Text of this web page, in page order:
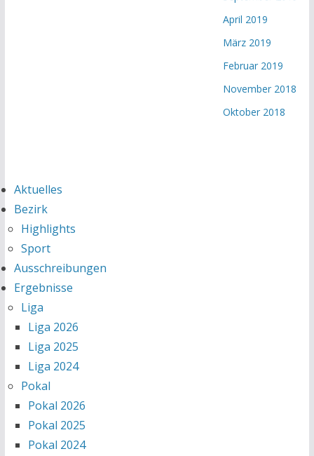
April 2019
März 2019
Februar 2019
November 2018
Oktober 2018
Aktuelles
Bezirk
Highlights
Sport
Ausschreibungen
Ergebnisse
Liga
Liga 2026
Liga 2025
Liga 2024
Pokal
Pokal 2026
Pokal 2025
Pokal 2024